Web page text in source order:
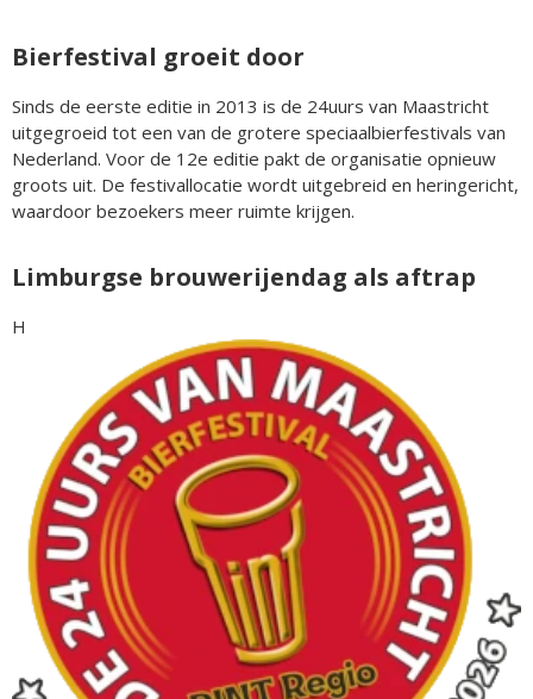
Bierfestival groeit door
Sinds de eerste editie in 2013 is de 24uurs van Maastricht
uitgegroeid tot een van de grotere speciaalbierfestivals van
Nederland. Voor de 12e editie pakt de organisatie opnieuw
groots uit. De festivallocatie wordt uitgebreid en heringericht,
waardoor bezoekers meer ruimte krijgen.
Limburgse brouwerijendag als aftrap
H